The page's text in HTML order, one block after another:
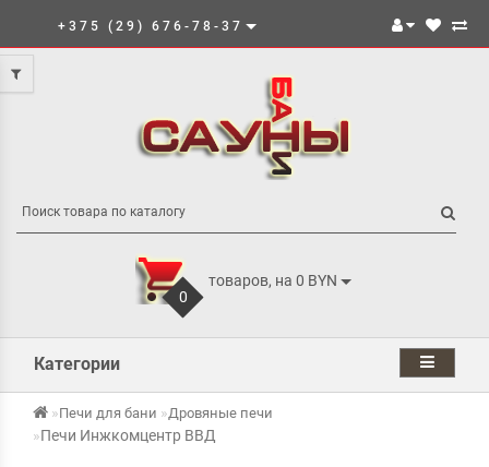
+375 (29) 676-78-37
0
товаров, на 0 BYN
Категории
Печи для бани Дровяные печи
Печи Инжкомцентр ВВД